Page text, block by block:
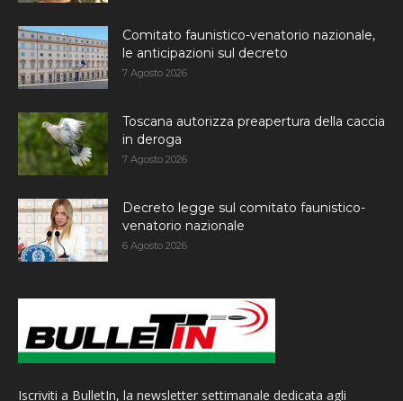
Comitato faunistico-venatorio nazionale,
le anticipazioni sul decreto
7 Agosto 2026
Toscana autorizza preapertura della caccia
in deroga
7 Agosto 2026
Decreto legge sul comitato faunistico-
venatorio nazionale
6 Agosto 2026
Iscriviti a BulletIn, la newsletter settimanale dedicata agli